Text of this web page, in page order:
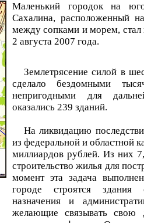
Маленький городок на
Сахалина, расположенный
между сопками и морем, стал
2 августа 2007 года.
Землетрясение силой в
сделало бездомными
непригодными для
оказались 239 зданий.
На ликвидацию
из федеральной и областной
миллиардов рублей. Из них
строительство жилья для
момент эта задача
городе строятся здания
назначения и
желающие связывать свою